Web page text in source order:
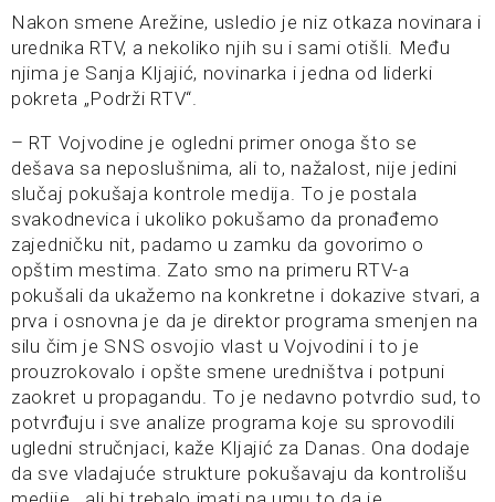
Nakon smene Arežine, usledio je niz otkaza novinara i
urednika RTV, a nekoliko njih su i sami otišli. Među
njima je Sanja Kljajić, novinarka i jedna od liderki
pokreta „Podrži RTV“.
– RT Vojvodine je ogledni primer onoga što se
dešava sa neposlušnima, ali to, nažalost, nije jedini
slučaj pokušaja kontrole medija. To je postala
svakodnevica i ukoliko pokušamo da pronađemo
zajedničku nit, padamo u zamku da govorimo o
opštim mestima. Zato smo na primeru RTV-a
pokušali da ukažemo na konkretne i dokazive stvari, a
prva i osnovna je da je direktor programa smenjen na
silu čim je SNS osvojio vlast u Vojvodini i to je
prouzrokovalo i opšte smene uredništva i potpuni
zaokret u propagandu. To je nedavno potvrdio sud, to
potvrđuju i sve analize programa koje su sprovodili
ugledni stručnjaci, kaže Kljajić za Danas. Ona dodaje
da sve vladajuće strukture pokušavaju da kontrolišu